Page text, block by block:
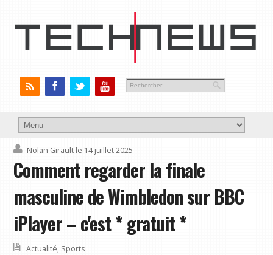
Nolan Girault le 14 juillet 2025
Comment regarder la finale
masculine de Wimbledon sur BBC
iPlayer – c'est * gratuit *
Actualité, Sports